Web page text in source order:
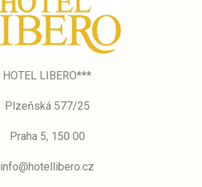
HOTEL LIBERO***
Plzeňská 577/25
Praha 5, 150 00
info@hotellibero.cz